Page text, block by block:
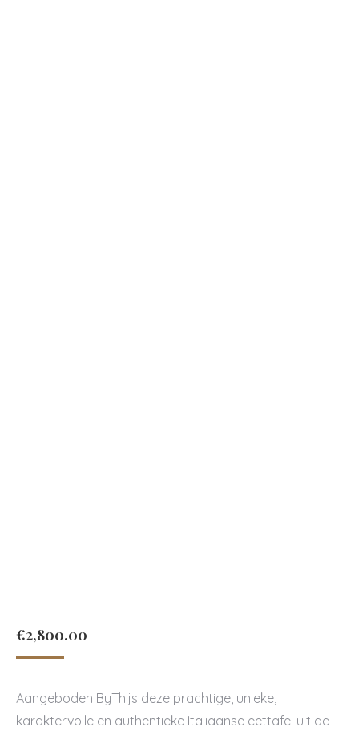
€2,800.00
Aangeboden ByThijs deze prachtige, unieke,
karaktervolle en authentieke Italiaanse eettafel uit de